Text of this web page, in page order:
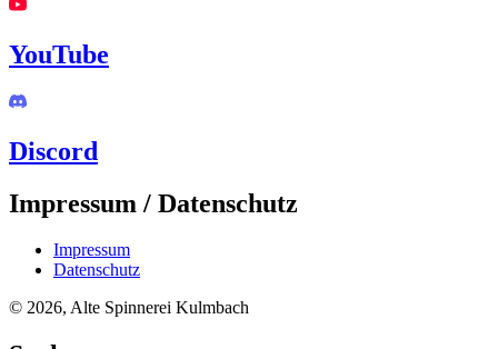
YouTube
Discord
Impressum / Datenschutz
Impressum
Datenschutz
© 2026, Alte Spinnerei Kulmbach